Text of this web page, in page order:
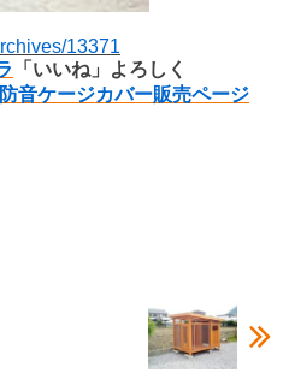
13371
「いいね」よろしく
防音ケージカバー販売ページ